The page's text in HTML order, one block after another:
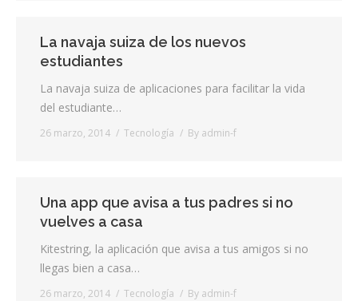
La navaja suiza de los nuevos
estudiantes
La navaja suiza de aplicaciones para facilitar la vida
del estudiante…
26 marzo, 2014 Tecnología By admin-f
Una app que avisa a tus padres si no
vuelves a casa
Kitestring, la aplicación que avisa a tus amigos si no
llegas bien a casa…
26 marzo, 2014 Tecnología By admin-f